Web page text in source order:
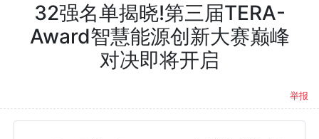
32强名单揭晓!第三届TERA-
Award智慧能源创新大赛巅峰
对决即将开启
举报